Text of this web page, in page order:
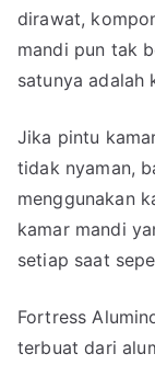
dirawat,
mandi pun tak
satunya adalah
Jika pintu
tidak nyaman,
menggunakan
kamar mandi
setiap saat
Fortress
terbuat dari